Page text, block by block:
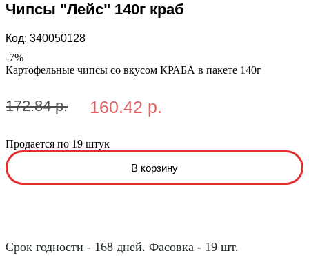
Чипсы "Лейс" 140г краб
Код: 340050128
-7%
Картофельные чипсы со вкусом КРАБА в пакете 140г
172.84 р. 160.42 р.
Продается по 19 штук
Срок годности - 168 дней. Фасовка - 19 шт.